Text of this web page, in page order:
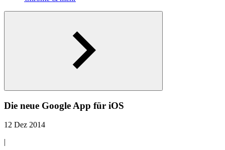
Die neue Google App für iOS
12 Dez 2014
|